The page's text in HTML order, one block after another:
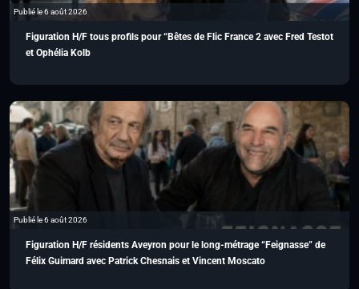
Publié le 6 août 2026
Figuration H/F tous profils pour “Bêtes de Flic France 2 avec Fred Testot
et Ophélia Kolb
Publié le 6 août 2026
Figuration H/F résidents Aveyron pour le long-métrage “Feignasse” de
Félix Guimard avec Patrick Chesnais et Vincent Moscato